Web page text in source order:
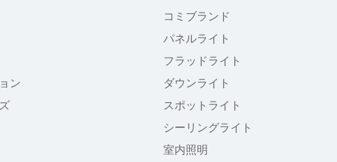
ン
コミブランド
パネルライト
フラッドライト
ダウンライト
スポットライト
シーリングライト
室内照明